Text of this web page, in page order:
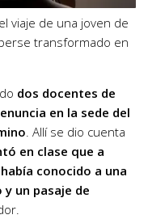
viaje de una joven de
transformado en
dos docentes de
en la sede del
. Allí se dio cuenta
en clase que a
conocido a una
un pasaje de